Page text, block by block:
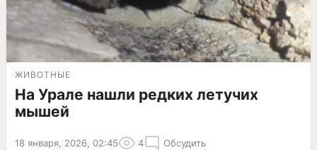
ЖИВОТНЫЕ
На Урале нашли редких летучих
мышей
18 января, 2026, 02:45 4 Обсудить